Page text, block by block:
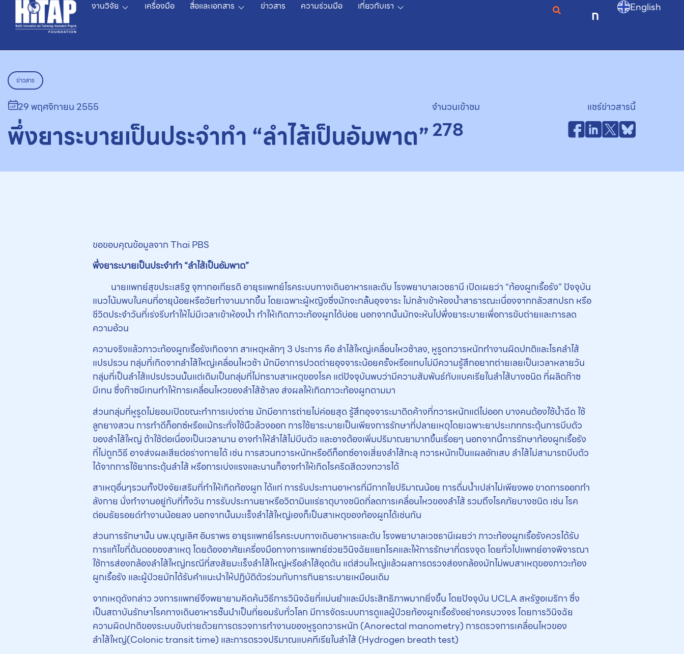
งานวิจัย เครื่องมือ สื่อและเอกสาร ข่าวสาร ความร่วมมือ เกี่ยวกับเรา
ก English
ข่าวสาร
29 พฤศจิกายน 2555
พึ่งยาระบายเป็นประจำทำ “ลำไส้เป็นอัมพาต”
จำนวนเข้าชม
278
แชร์ข่าวสารนี้
ขอขอบคุณข้อมูลจาก Thai PBS
พึ่งยาระบายเป็นประจำทำ “ลำไส้เป็นอัมพาต”
นายแพทย์สุขประเสริฐ จุฑากอเกียรติ อายุรแพทย์โรคระบบทางเดินอาหารและตับ โรงพยาบาลเวชธานี เปิดเผยว่า “ท้องผูกเรื้อรัง” ปัจจุบัน
แนวโน้มพบในคนที่อายุน้อยหรือวัยทำงานมากขึ้น โดยเฉพาะผู้หญิงซึ่งมักจะกลั้นอุจจาระ ไม่กล้าเข้าห้องน้ำสาธารณะเนื่องจากกลัวสกปรก หรือ
ชีวิตประจำวันที่เร่งรีบทำให้ไม่มีเวลาเข้าห้องน้ำ ทำให้เกิดภาวะท้องผูกได้บ่อย นอกจากนั้นมักจะหันไปพึ่งยาระบายเพื่อการขับถ่ายและการลด
ความอ้วน
ความจริงแล้วภาวะท้องผูกเรื้อรังเกิดจาก สาเหตุหลักๆ 3 ประการ คือ ลำไส้ใหญ่เคลื่อนไหวช้าลง, หูรูดทวารหนักทำงานผิดปกติและโรคลำไส้
แปรปรวน กลุ่มที่เกิดจากลำไส้ใหญ่เคลื่อนไหวช้า มักมีอาการปวดถ่ายอุจจาระน้อยครั้งหรือแทบไม่มีความรู้สึกอยากถ่ายเลยเป็นเวลาหลายวัน
กลุ่มที่เป็นลำไส้แปรปรวนนั้นแต่เดิมเป็นกลุ่มที่ไม่ทราบสาเหตุของโรค แต่ปัจจุบันพบว่ามีความสัมพันธ์กับแบคเรียในลำไส้บางชนิด ที่ผลิตก๊าซ
มีเทน ซึ่งก๊าซมีเทนทำให้การเคลื่อนไหวของลำไส้ช้าลง ส่งผลให้เกิดภาวะท้องผูกตามมา
ส่วนกลุ่มที่หูรูดไม่ยอมเปิดขณะทำการเบ่งถ่าย มักมีอาการถ่ายไม่ค่อยสุด รู้สึกอุจจาระมาติดค้างที่ทวารหนักแต่ไม่ออก บางคนต้องใช้น้ำฉีด ใช้
ลูกยางสวน การทำดีท็อกซ์หรือแม้กระทั่งใช้นิ้วล้วงออก การใช้ยาระบายเป็นเพียงการรักษาที่ปลายเหตุโดยเฉพาะยาประเภทกระตุ้นการบีบตัว
ของลําไส้ใหญ่ ถ้าใช้ต่อเนื่องเป็นเวลานาน อาจทำให้ลำไส้ไม่บีบตัว และอาจต้องเพิ่มปริมาณยามากขึ้นเรื่อยๆ นอกจากนี้การรักษาท้องผูกเรื้อรัง
ที่ไม่ถูกวิธี อาจส่งผลเสียต่อร่างกายได้ เช่น การสวนทวารหนักหรือดีท็อกซ์อาจเสี่ยงลำไส้ทะลุ ทวารหนักเป็นแผลอักเสบ ลำไส้ไม่สามารถบีบตัว
ได้จากการใช้ยากระตุ้นลำไส้ หรือการเบ่งแรงและนานก็อาจทำให้เกิดโรคริดสีดวงทวารได้
สาเหตุอื่นๆรวมทั้งปัจจัยเสริมที่ทำให้เกิดท้องผูก ได้แก่ การรับประทานอาหารที่มีกากใยปริมาณน้อย การดื่มน้ำเปล่าไม่เพียงพอ ขาดการออกกํา
ลังกาย นั่งทํางานอยู่กับที่ทั้งวัน การรับประทานยาหรือวิตามินแร่ธาตุบางชนิดที่ลดการเคลื่อนไหวของลําไส้ รวมถึงโรคภัยบางชนิด เช่น โรค
ต่อมธัยรอยด์ทำงานน้อยลง นอกจากนั้นมะเร็งลําไส้ใหญ่เองก็เป็นสาเหตุของท้องผูกได้เช่นกัน
ส่วนการรักษานั้น นพ.บุญเลิศ อิมราพร อายุรแพทย์โรคระบบทางเดินอาหารและตับ โรงพยาบาลเวชธานีเผยว่า ภาวะท้องผูกเรื้อรังควรได้รับ
การแก้ไขที่ต้นตอของสาเหตุ โดยต้องอาศัยเครื่องมือทางการแพทย์ช่วยวินิจฉัยแยกโรคและให้การรักษาที่ตรงจุด โดยทั่วไปแพทย์อาจพิจารณา
ใช้การส่องกล้องลำไส้ใหญ่กรณีที่สงสัยมะเร็งลำไส้ใหญ่หรือลำไส้อุดตัน แต่ส่วนใหญ่แล้วผลการตรวจส่องกล้องมักไม่พบสาเหตุของภาวะท้อง
ผูกเรื้อรัง และผู้ป่วยมักได้รับคำแนะนำให้ปฏิบัติตัวร่วมกับการกินยาระบายเหมือนเดิม
จากเหตุดังกล่าว วงการแพทย์จึงพยายามคิดค้นวิธีการวินิจฉัยที่แม่นยำและมีประสิทธิภาพมากยิ่งขึ้น โดยปัจจุบัน UCLA สหรัฐอเมริกา ซึ่ง
เป็นสถาบันรักษาโรคทางเดินอาหารชั้นนำเป็นที่ยอมรับทั่วโลก มีการจัดระบบการดูแลผู้ป่วยท้องผูกเรื้อรังอย่างครบวงจร โดยการวินิจฉัย
ความผิดปกติของระบบขับถ่ายด้วยการตรวจการทำงานของหูรูดทวารหนัก (Anorectal manometry) การตรวจการเคลื่อนไหวของ
ลำไส้ใหญ่(Colonic transit time) และการตรวจปริมาณแบคทีเรียในลำไส้ (Hydrogen breath test)